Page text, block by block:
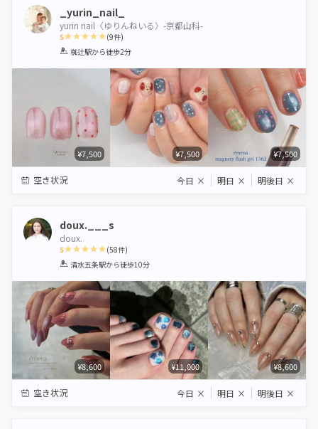
_yurin_nail_
yurin nail〈ゆりんねいる〉-京都山科-
5
1 2 3 4 5
(9件)
椥辻駅から徒歩2分
¥7,500 ¥7,500 ¥7,500
空き状況 今日 × 明日 × 明後日 ×
doux.___s
doux.
5
1 2 3 4 5
(58件)
清水五条駅から徒歩10分
¥8,600 ¥11,000 ¥8,600
空き状況 今日 × 明日 × 明後日 ×